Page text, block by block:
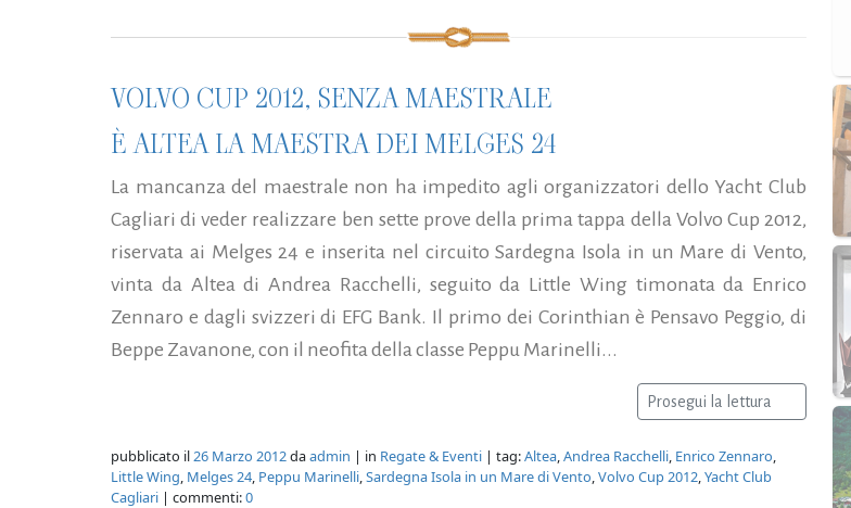
VOLVO CUP 2012, SENZA MAESTRALE
È ALTEA LA MAESTRA DEI MELGES 24
La mancanza del maestrale non ha impedito agli organizzatori dello Yacht Club
Cagliari di veder realizzare ben sette prove della prima tappa della Volvo Cup 2012,
riservata ai Melges 24 e inserita nel circuito Sardegna Isola in un Mare di Vento,
vinta da Altea di Andrea Racchelli, seguito da Little Wing timonata da Enrico
Zennaro e dagli svizzeri di EFG Bank. Il primo dei Corinthian è Pensavo Peggio, di
Beppe Zavanone, con il neofita della classe Peppu Marinelli...
Prosegui la lettura
pubblicato il 26 Marzo 2012daadmin | in Regate & Eventi | tag:Altea Andrea Racchelli Enrico Zennaro
Little Wing Melges 24 Peppu Marinelli Sardegna Isola in un Mare di Vento Volvo Cup 2012 Yacht Club
Cagliari | commenti:0